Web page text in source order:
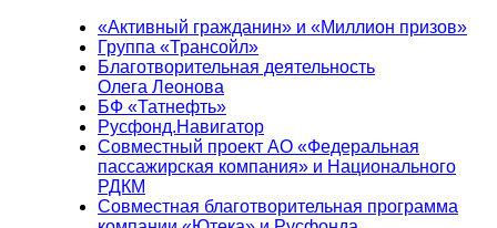
«Активный гражданин» и «Миллион призов»
Группа «Трансойл»
Благотворительная деятельность
Олега Леонова
БФ «Татнефть»
Русфонд.Навигатор
Совместный проект АО «Федеральная
пассажирская компания» и Национального
РДКМ
Совместная благотворительная программа